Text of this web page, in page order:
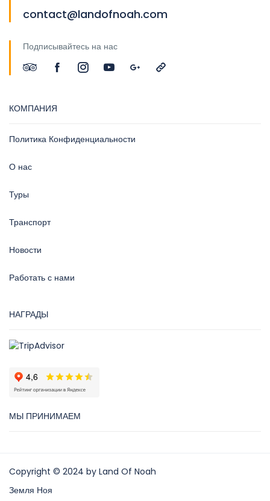
contact@landofnoah.com
Подписывайтесь на нас
КОМПАНИЯ
Политика Конфиденциальности
О нас
Туры
Транспорт
Новости
Работать с нами
НАГРАДЫ
МЫ ПРИНИМАЕМ
Copyright © 2024 by Land Of Noah
Земля Ноя